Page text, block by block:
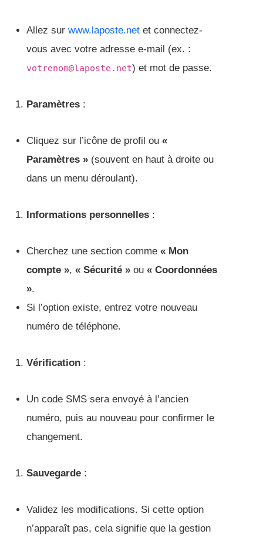
Allez sur www.laposte.net et connectez-
vous avec votre adresse e-mail (ex. :
votrenom@laposte.net) et mot de passe.
Paramètres :
Cliquez sur l’icône de profil ou «
Paramètres » (souvent en haut à droite ou
dans un menu déroulant).
Informations personnelles :
Cherchez une section comme « Mon
compte », « Sécurité » ou « Coordonnées
».
Si l’option existe, entrez votre nouveau
numéro de téléphone.
Vérification :
Un code SMS sera envoyé à l’ancien
numéro, puis au nouveau pour confirmer le
changement.
Sauvegarde :
Validez les modifications. Si cette option
n’apparaît pas, cela signifie que la gestion